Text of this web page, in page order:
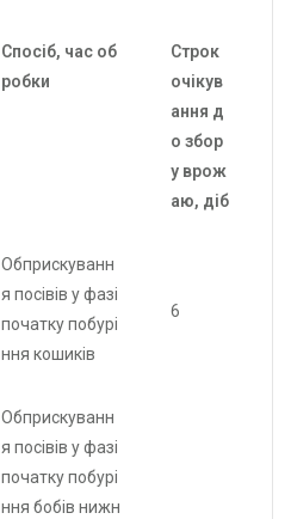
Спосіб, час об
робки
Строк
очікув
ання д
о збор
у врож
аю, діб
Обприскуванн
я посівів у фазі
початку побурі
ння кошиків
6
Обприскуванн
я посівів у фазі
початку побурі
ння бобів нижн